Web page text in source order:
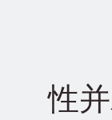
2.
①
性